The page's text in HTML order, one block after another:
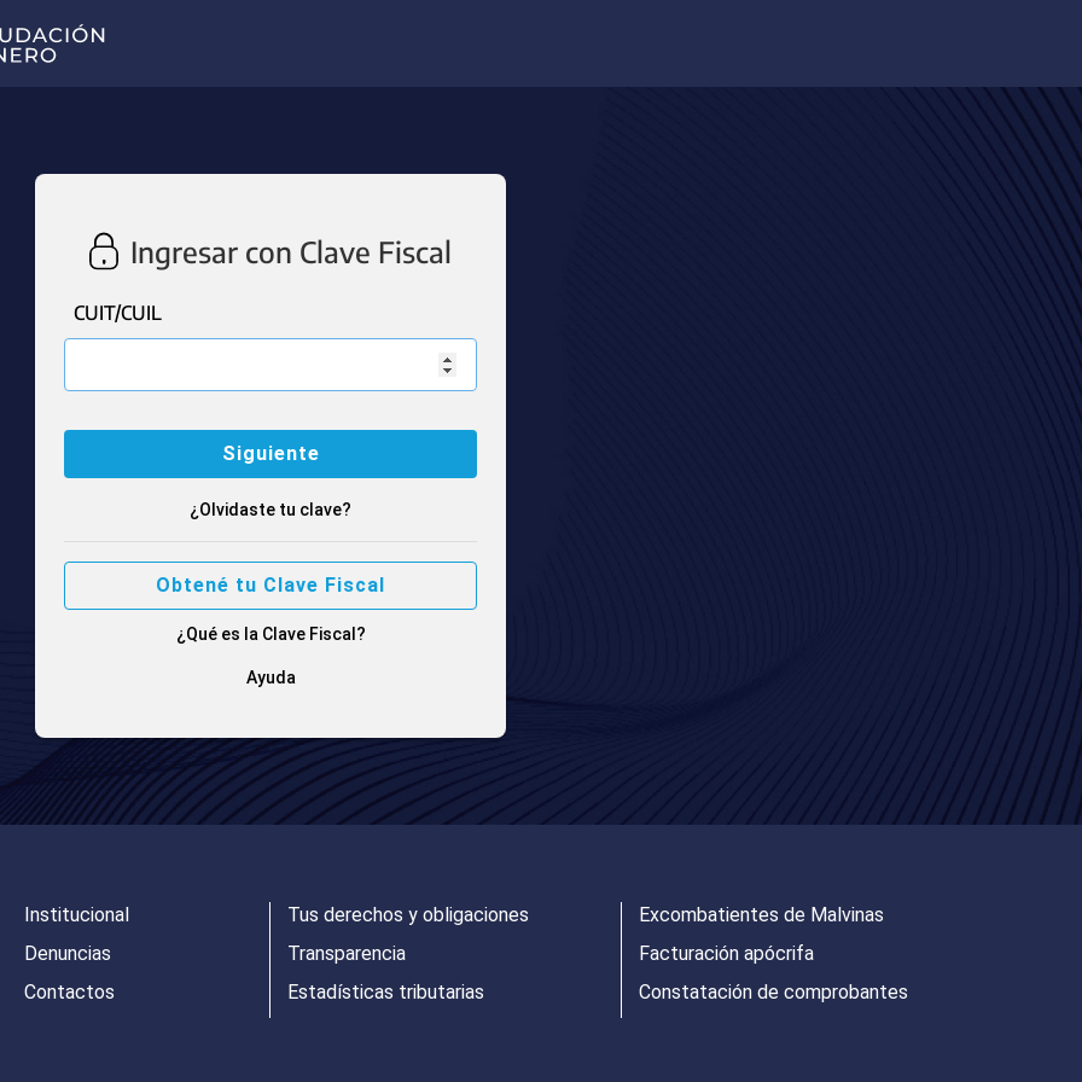
Ingresar con Clave Fiscal
CUIT/CUIL
¿Olvidaste tu clave?
Obtené tu Clave Fiscal
¿Qué es la Clave Fiscal?
Ayuda
Institucional
Denuncias
Contactos
Tus derechos y obligaciones
Transparencia
Estadísticas tributarias
Excombatientes de Malvinas
Facturación apócrifa
Constatación de comprobantes